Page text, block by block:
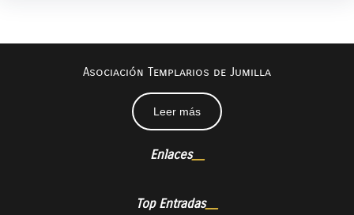
Asociación Templarios de Jumilla
Leer más
Enlaces
Top Entradas